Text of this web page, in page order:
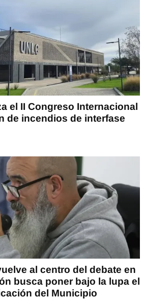
el II Congreso Internacional
de incendios de interfase
al centro del debate en
busca poner bajo la lupa el
del Municipio